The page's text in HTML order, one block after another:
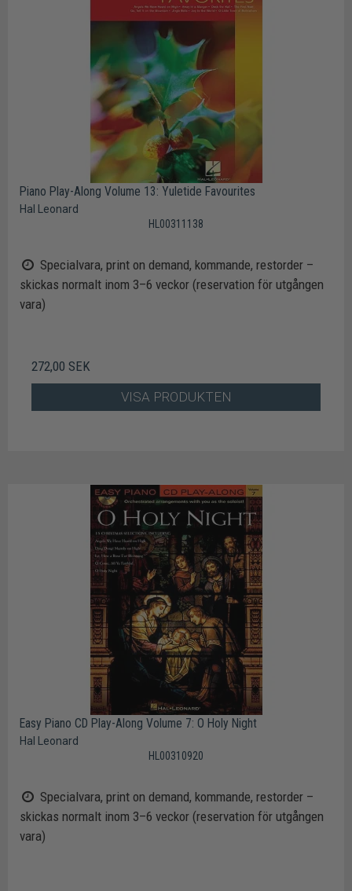
Piano Play-Along Volume 13: Yuletide Favourites
Hal Leonard
HL00311138
Specialvara, print on demand, kommande, restorder –
skickas normalt inom 3–6 veckor (reservation för utgången
vara)
272,00 SEK
VISA PRODUKTEN
Easy Piano CD Play-Along Volume 7: O Holy Night
Hal Leonard
HL00310920
Specialvara, print on demand, kommande, restorder –
skickas normalt inom 3–6 veckor (reservation för utgången
vara)